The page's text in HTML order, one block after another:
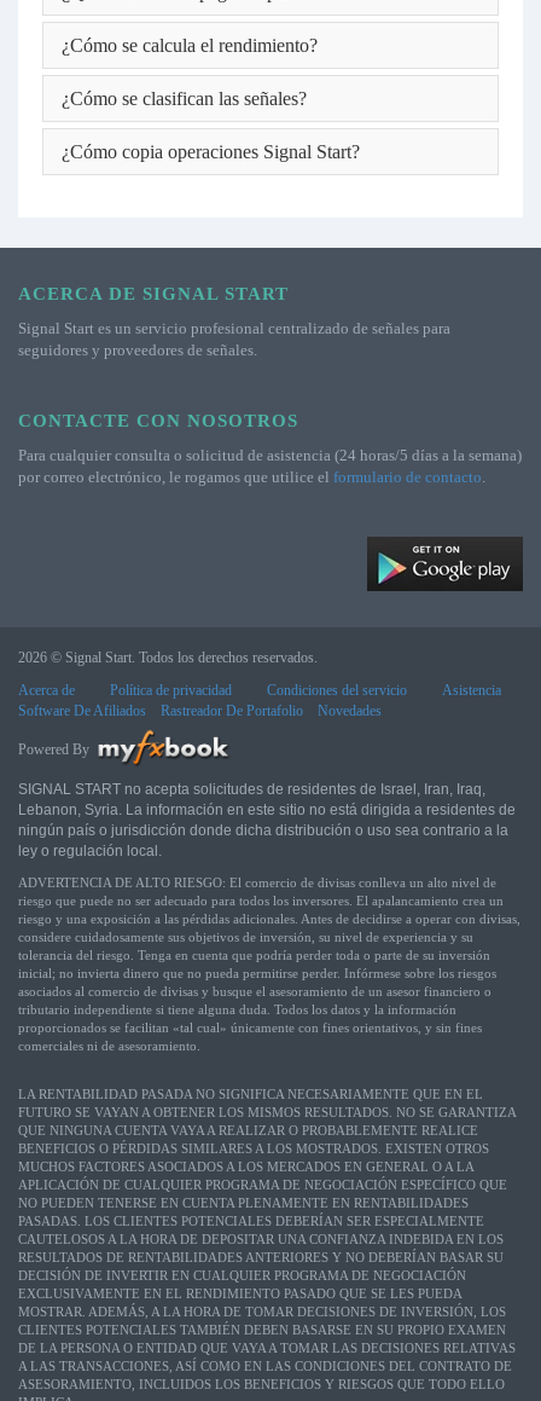
¿Cómo se calcula el rendimiento?
¿Cómo se clasifican las señales?
¿Cómo copia operaciones Signal Start?
ACERCA DE SIGNAL START
Signal Start es un servicio profesional centralizado de señales para
seguidores y proveedores de señales.
CONTACTE CON NOSOTROS
Para cualquier consulta o solicitud de asistencia (24 horas/5 días a la semana)
por correo electrónico, le rogamos que utilice el formulario de contacto.
2026 © Signal Start. Todos los derechos reservados.
Acerca de
Política de privacidad Condiciones del servicio
Asistencia
Software De Afiliados
Rastreador De Portafolio Novedades
Powered By
SIGNAL START no acepta solicitudes de residentes de Israel, Iran, Iraq,
Lebanon, Syria. La información en este sitio no está dirigida a residentes de
ningún país o jurisdicción donde dicha distribución o uso sea contrario a la
ley o regulación local.
ADVERTENCIA DE ALTO RIESGO: El comercio de divisas conlleva un alto nivel de
riesgo que puede no ser adecuado para todos los inversores. El apalancamiento crea un
riesgo y una exposición a las pérdidas adicionales. Antes de decidirse a operar con divisas,
considere cuidadosamente sus objetivos de inversión, su nivel de experiencia y su
tolerancia del riesgo. Tenga en cuenta que podría perder toda o parte de su inversión
inicial; no invierta dinero que no pueda permitirse perder. Infórmese sobre los riesgos
asociados al comercio de divisas y busque el asesoramiento de un asesor financiero o
tributario independiente si tiene alguna duda. Todos los datos y la información
proporcionados se facilitan «tal cual» únicamente con fines orientativos, y sin fines
comerciales ni de asesoramiento.
LA RENTABILIDAD PASADA NO SIGNIFICA NECESARIAMENTE QUE EN EL
FUTURO SE VAYAN A OBTENER LOS MISMOS RESULTADOS. NO SE GARANTIZA
QUE NINGUNA CUENTA VAYA A REALIZAR O PROBABLEMENTE REALICE
BENEFICIOS O PÉRDIDAS SIMILARES A LOS MOSTRADOS. EXISTEN OTROS
MUCHOS FACTORES ASOCIADOS A LOS MERCADOS EN GENERAL O A LA
APLICACIÓN DE CUALQUIER PROGRAMA DE NEGOCIACIÓN ESPECÍFICO QUE
NO PUEDEN TENERSE EN CUENTA PLENAMENTE EN RENTABILIDADES
PASADAS. LOS CLIENTES POTENCIALES DEBERÍAN SER ESPECIALMENTE
CAUTELOSOS A LA HORA DE DEPOSITAR UNA CONFIANZA INDEBIDA EN LOS
RESULTADOS DE RENTABILIDADES ANTERIORES Y NO DEBERÍAN BASAR SU
DECISIÓN DE INVERTIR EN CUALQUIER PROGRAMA DE NEGOCIACIÓN
EXCLUSIVAMENTE EN EL RENDIMIENTO PASADO QUE SE LES PUEDA
MOSTRAR. ADEMÁS, A LA HORA DE TOMAR DECISIONES DE INVERSIÓN, LOS
CLIENTES POTENCIALES TAMBIÉN DEBEN BASARSE EN SU PROPIO EXAMEN
DE LA PERSONA O ENTIDAD QUE VAYA A TOMAR LAS DECISIONES RELATIVAS
A LAS TRANSACCIONES, ASÍ COMO EN LAS CONDICIONES DEL CONTRATO DE
ASESORAMIENTO, INCLUIDOS LOS BENEFICIOS Y RIESGOS QUE TODO ELLO